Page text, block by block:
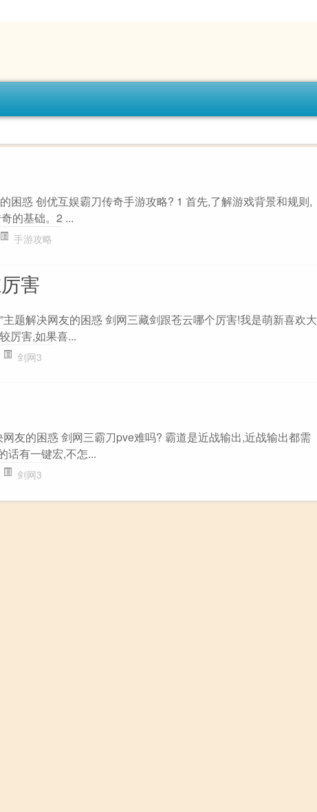
困惑 创优互娱霸刀传奇手游攻略? 1 首先,了解游戏背景和规则,
的基础。2 ...
手游攻略
害
主题解决网友的困惑 剑网三藏剑跟苍云哪个厉害!我是萌新喜欢大
厉害,如果喜...
剑网3
网友的困惑 剑网三霸刀pve难吗? 霸道是近战输出,近战输出都需
话有一键宏,不怎...
剑网3